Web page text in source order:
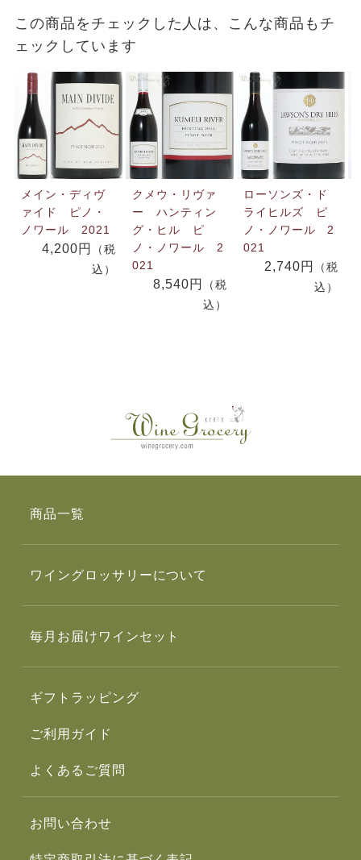
この商品をチェックした人は、こんな商品もチ
ェックしています
メイン・ディヴ
ァイド ピノ・
ノワール 2021
4,200円
（税
込）
クメウ・リヴァ
ー ハンティン
グ・ヒル ピ
ノ・ノワール 2
021
8,540円
（税
込）
ローソンズ・ド
ライヒルズ ピ
ノ・ノワール 2
021
2,740円
（税
込）
商品一覧
ワイングロッサリーについて
毎月お届けワインセット
ギフトラッピング
ご利用ガイド
よくあるご質問
お問い合わせ